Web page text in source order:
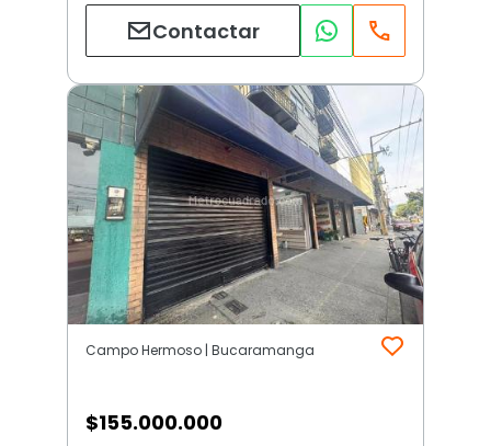
Contactar
Campo Hermoso | Bucaramanga
$155.000.000